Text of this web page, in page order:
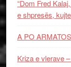
“Dom Fred
e shpresës,
A PO
Kriza e vlerave